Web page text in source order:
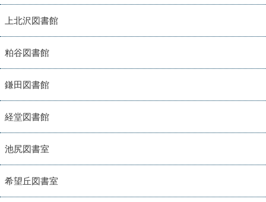
上北沢図書館
粕谷図書館
鎌田図書館
経堂図書館
池尻図書室
希望丘図書室